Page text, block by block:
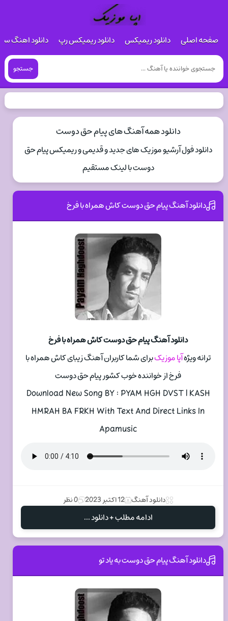
صفحه اصلی دانلود ریمیکس دانلود ریمیکس رپ دانلود اهنگ
جستجو
دانلود همه آهنگ های پیام حق دوست
دانلود فول آرشیو موزیک های جدید و قدیمی و ریمیکس پیام حق
دوست با لینک مستقیم
دانلود آهنگ پیام حق دوست کاش همراه با فرخ
دانلود آهنگ پیام حق دوست کاش همراه با فرخ
ترانه ویژهآپا موزیکبرای شما کاربران آهنگ زیبای کاش همراه با
فرخ از خواننده خوب کشور پیام حق دوست
Download New Song BY : PYAM HGH DVST | KASH
HMRAH BA FRKH With Text And Direct Links In
Apamusic
دانلود آهنگ 12 اکتبر 2023 0 نظر
ادامه مطلب + دانلود ...
دانلود آهنگ پیام حق دوست به یاد تو